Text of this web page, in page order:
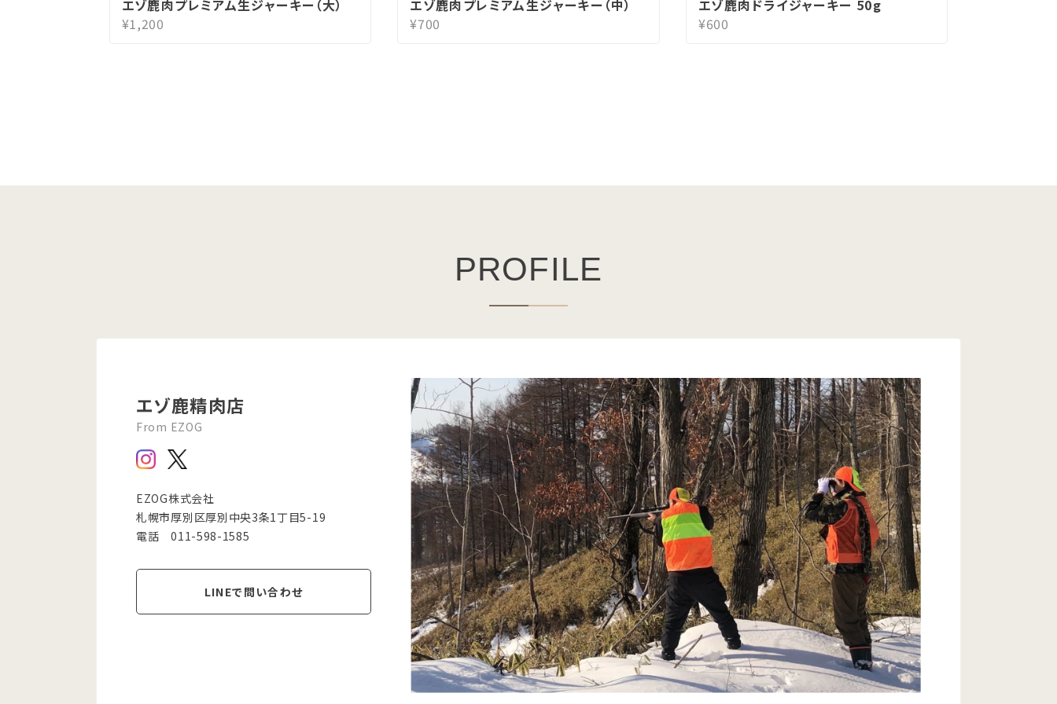
エゾ鹿肉プレミアム生ジャーキー（大）
¥1,200
エゾ鹿肉プレミアム生ジャーキー（中）
¥700
エゾ鹿肉ドライジャーキー 50g
¥600
PROFILE
エゾ鹿精肉店
From EZOG
EZOG株式会社
札幌市厚別区厚別中央3条1丁目5-19
電話 011-598-1585
LINEで問い合わせ